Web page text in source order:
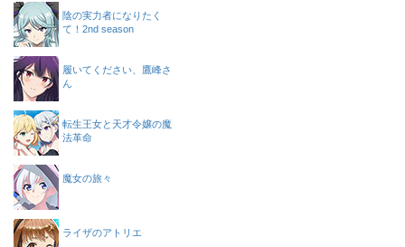
陰の実力者になりたく
て！2nd season
履いてください、鷹峰さ
ん
転生王女と天才令嬢の魔
法革命
魔女の旅々
ライザのアトリエ